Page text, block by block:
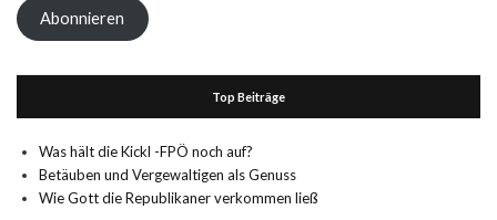
Abonnieren
Top Beiträge
Was hält die Kickl -FPÖ noch auf?
Betäuben und Vergewaltigen als Genuss
Wie Gott die Republikaner verkommen ließ